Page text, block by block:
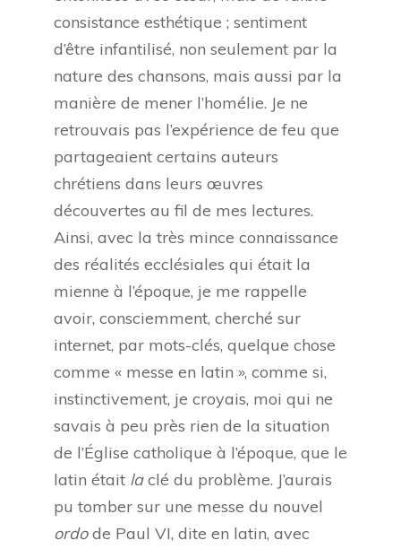
consistance esthétique ; sentiment
d’être infantilisé, non seulement par la
nature des chansons, mais aussi par la
manière de mener l’homélie. Je ne
retrouvais pas l’expérience de feu que
partageaient certains auteurs
chrétiens dans leurs œuvres
découvertes au fil de mes lectures.
Ainsi, avec la très mince connaissance
des réalités ecclésiales qui était la
mienne à l’époque, je me rappelle
avoir, consciemment, cherché sur
internet, par mots-clés, quelque chose
comme « messe en latin », comme si,
instinctivement, je croyais, moi qui ne
savais à peu près rien de la situation
de l’Église catholique à l’époque, que le
latin était laclé du problème. J’aurais
pu tomber sur une messe du nouvel
ordode Paul VI, dite en latin, avec